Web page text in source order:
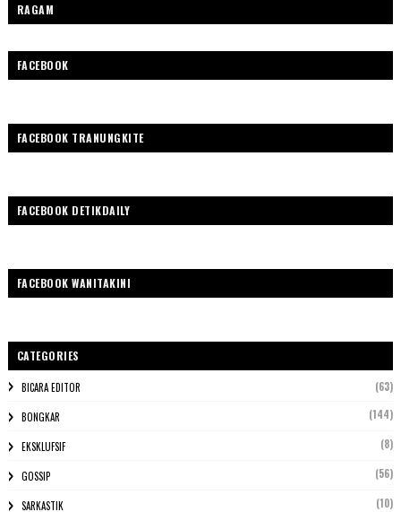
RAGAM
FACEBOOK
FACEBOOK TRANUNGKITE
FACEBOOK DETIKDAILY
FACEBOOK WANITAKINI
CATEGORIES
BICARA EDITOR (63)
BONGKAR (144)
EKSKLUFSIF (8)
GOSSIP (56)
SARKASTIK (10)